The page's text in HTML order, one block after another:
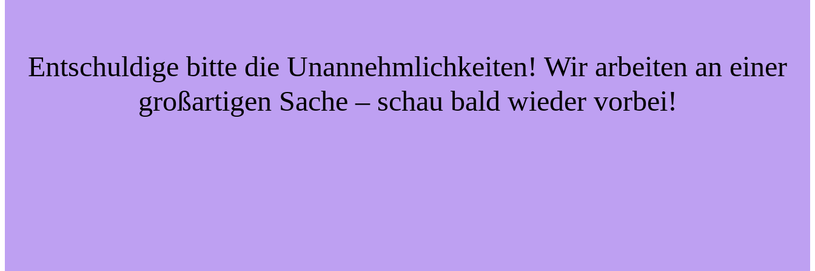
Entschuldige bitte die Unannehmlichkeiten! Wir arbeiten an einer
großartigen Sache – schau bald wieder vorbei!